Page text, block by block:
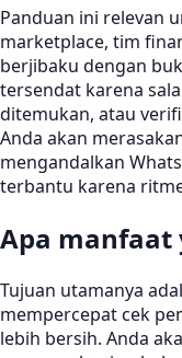
Panduan ini relevan
marketplace, tim
berjibaku dengan
tersendat karena
ditemukan, atau
Anda akan
mengandalkan
terbantu karena
Apa manfaat
Tujuan utamanya
mempercepat cek
lebih bersih. Anda